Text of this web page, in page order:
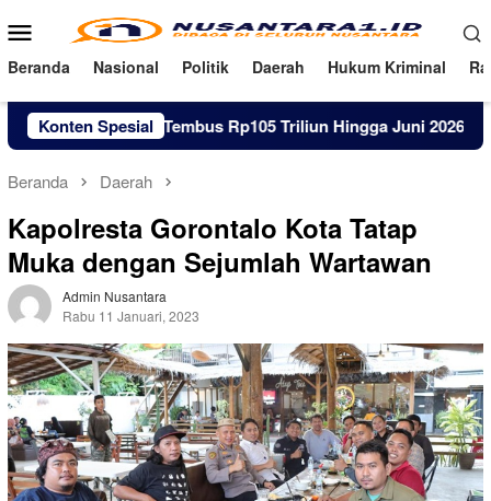
ke
konten
Menu
Mobile
Beranda Nasional Politik Daerah Hukum Kriminal
Konten Spesial
Warga RI Tembus Rp105 Triliun Hingga Juni 2026
Beranda Daerah
Kapolresta Gorontalo Kota Tatap
Muka dengan Sejumlah Wartawan
Admin Nusantara
Rabu 11 Januari, 2023